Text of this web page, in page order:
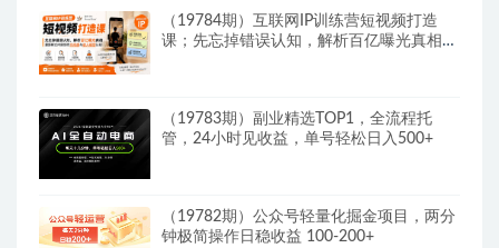
（19784期）互联网IP训练营短视频打造
课；先忘掉错误认知，解析百亿曝光真相，
（19783期）副业精选TOP1，全流程托
管，24小时见收益，单号轻松日入500+
（19782期）公众号轻量化掘金项目，两分
钟极简操作日稳收益 100-200+